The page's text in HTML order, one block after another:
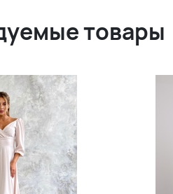
товары